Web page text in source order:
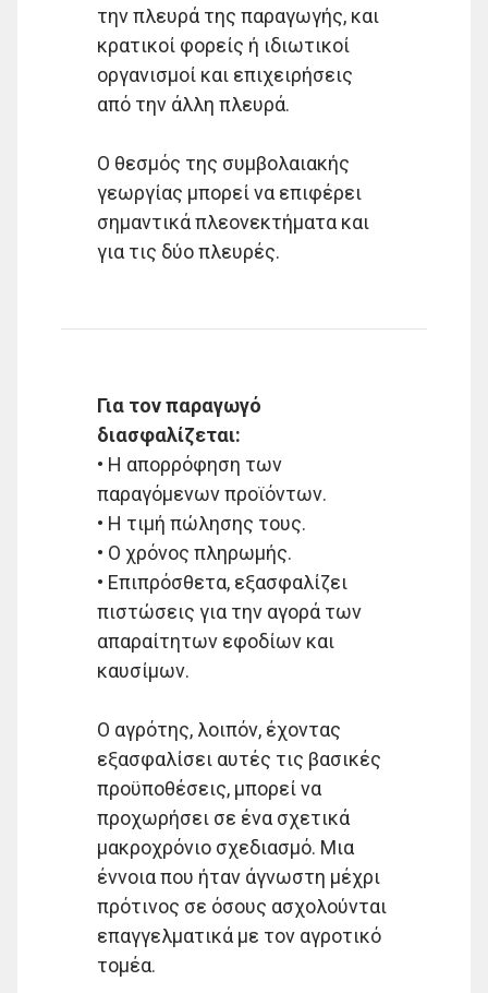
την πλευρά της παραγωγής, και
κρατικοί φορείς ή ιδιωτικοί
οργανισμοί και επιχειρήσεις
από την άλλη πλευρά.
Ο θεσμός της συμβολαιακής
γεωργίας μπορεί να επιφέρει
σημαντικά πλεονεκτήματα και
για τις δύο πλευρές.
Για τον παραγωγό
διασφαλίζεται:
• Η απορρόφηση των
παραγόμενων προϊόντων.
• Η τιμή πώλησης τους.
• Ο χρόνος πληρωμής.
• Επιπρόσθετα, εξασφαλίζει
πιστώσεις για την αγορά των
απαραίτητων εφοδίων και
καυσίμων.
Ο αγρότης, λοιπόν, έχοντας
εξασφαλίσει αυτές τις βασικές
προϋποθέσεις, μπορεί να
προχωρήσει σε ένα σχετικά
μακροχρόνιο σχεδιασμό. Μια
έννοια που ήταν άγνωστη μέχρι
πρότινος σε όσους ασχολούνται
επαγγελματικά με τον αγροτικό
τομέα.